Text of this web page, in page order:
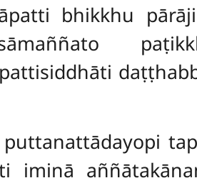
bhikkhu
iminā